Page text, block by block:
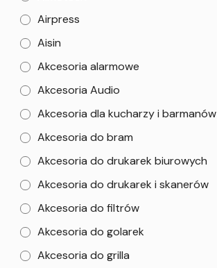
Airpress
Aisin
Akcesoria alarmowe
Akcesoria Audio
Akcesoria dla kucharzy i barmanów
Akcesoria do bram
Akcesoria do drukarek biurowych
Akcesoria do drukarek i skanerów
Akcesoria do filtrów
Akcesoria do golarek
Akcesoria do grilla